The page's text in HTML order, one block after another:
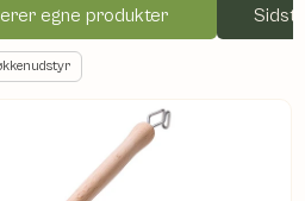
egne produkter